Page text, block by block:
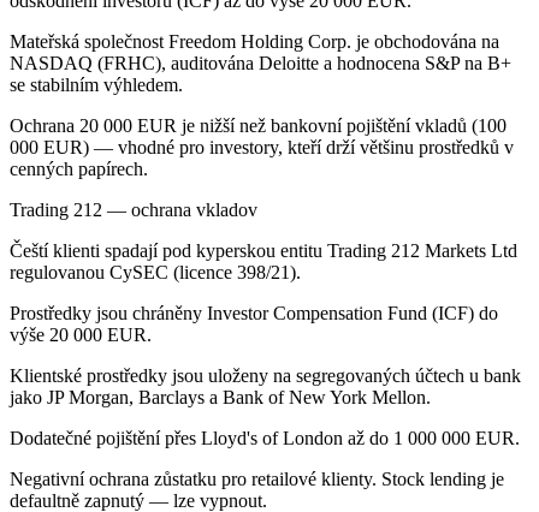
Mateřská společnost Freedom Holding Corp. je obchodována na
NASDAQ (FRHC), auditována Deloitte a hodnocena S&P na B+
se stabilním výhledem.
Ochrana 20 000 EUR je nižší než bankovní pojištění vkladů (100
000 EUR) — vhodné pro investory, kteří drží většinu prostředků v
cenných papírech.
Trading 212 — ochrana vkladov
Čeští klienti spadají pod kyperskou entitu Trading 212 Markets Ltd
regulovanou CySEC (licence 398/21).
Prostředky jsou chráněny Investor Compensation Fund (ICF) do
výše 20 000 EUR.
Klientské prostředky jsou uloženy na segregovaných účtech u bank
jako JP Morgan, Barclays a Bank of New York Mellon.
Dodatečné pojištění přes Lloyd's of London až do 1 000 000 EUR.
Negativní ochrana zůstatku pro retailové klienty. Stock lending je
defaultně zapnutý — lze vypnout.